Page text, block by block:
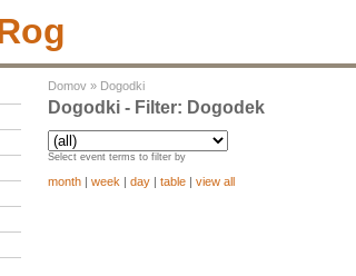
Domov » Dogodki
Dogodki - Filter: Dogodek
Select event terms to filter by
month | week | day | table | view all